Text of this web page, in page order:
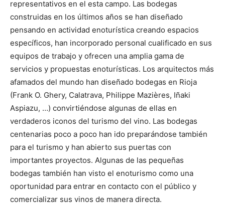
representativos en el esta campo. Las bodegas
construidas en los últimos años se han diseñado
pensando en actividad enoturística creando espacios
específicos, han incorporado personal cualificado en sus
equipos de trabajo y ofrecen una amplia gama de
servicios y propuestas enoturísticas. Los arquitectos más
afamados del mundo han diseñado bodegas en Rioja
(Frank O. Ghery, Calatrava, Philippe Mazières, Iñaki
Aspiazu, …) convirtiéndose algunas de ellas en
verdaderos iconos del turismo del vino. Las bodegas
centenarias poco a poco han ido preparándose también
para el turismo y han abierto sus puertas con
importantes proyectos. Algunas de las pequeñas
bodegas también han visto el enoturismo como una
oportunidad para entrar en contacto con el público y
comercializar sus vinos de manera directa.